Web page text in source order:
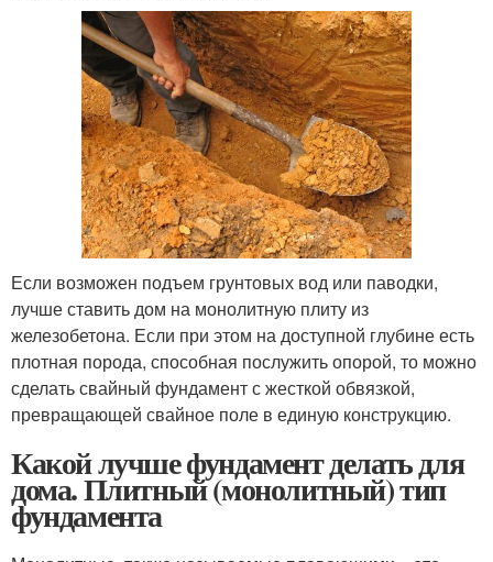
Если возможен подъем грунтовых вод или паводки,
лучше ставить дом на монолитную плиту из
железобетона. Если при этом на доступной глубине есть
плотная порода, способная послужить опорой, то можно
сделать свайный фундамент с жесткой обвязкой,
превращающей свайное поле в единую конструкцию.
Какой лучше фундамент делать для
дома. Плитный (монолитный) тип
фундамента